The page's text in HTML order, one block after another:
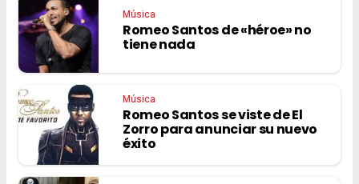
Música
Romeo Santos de «héroe» no
tiene nada
Música
Romeo Santos se viste de El
Zorro para anunciar su nuevo
éxito